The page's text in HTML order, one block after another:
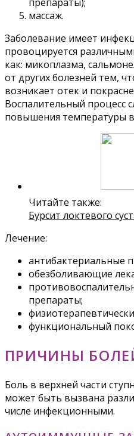
массаж.
Заболевание имеет
провоцируется
как: микоплазма,
от других болезней тем,
возникает отек и
Воспалительный процесс
повышения температуры
Читайте также:
Бурсит локтевого
Лечение:
антибактериальные
обезболивающие
препараты;
функциональный
ПРИЧИНЫ
Боль в верхней части
может быть вызвана
числе инфекционными.